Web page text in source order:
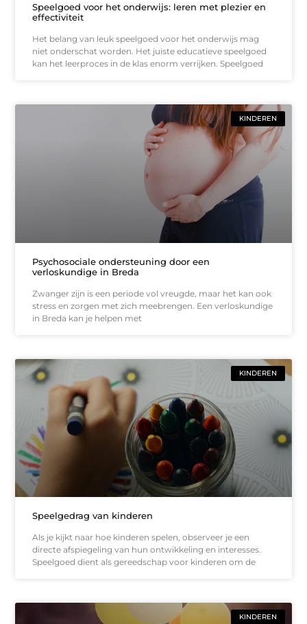
Speelgoed voor het onderwijs: leren met plezier en
effectiviteit
Het belang van leuk speelgoed voor het onderwijs mag
niet onderschat worden. Het juiste educatieve speelgoed
kan het leerproces in de klas enorm verrijken. Speelgoed
KINDEREN
Psychosociale ondersteuning door een
verloskundige in Breda
Zwanger zijn is een periode vol vreugde, maar het kan ook
stress en zorgen met zich meebrengen. Een verloskundige
in Breda kan je helpen met
KINDEREN
Speelgedrag van kinderen
Als je kijkt naar hoe kinderen spelen, observeer je een
directe afspiegeling van hun ontwikkeling en interesses.
Speelgoed dient als gereedschap voor kinderen om de
KINDEREN